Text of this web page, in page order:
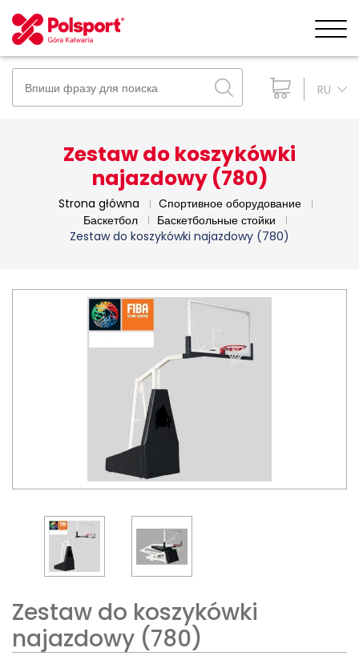
RU
Zestaw do koszykówki
najazdowy (780)
Strona główna
Cпортивное оборудование
Баскетбол
Баскетбольные стойки
Zestaw do koszykówki najazdowy (780)
Zestaw do koszykówki
najazdowy (780)